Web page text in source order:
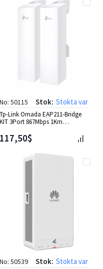
No: 50115 Stok: Stokta var
Tp-Link Omada EAP211-Bridge
KIT 3Port 867Mbps 1Km
117,50$
No: 50539 Stok: Stokta var